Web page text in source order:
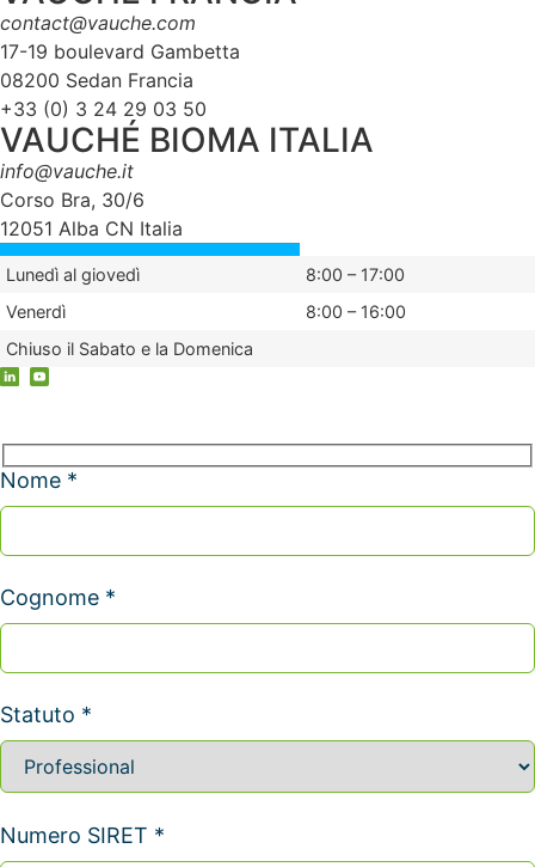
contact@vauche.com
17-19 boulevard Gambetta
08200 Sedan Francia
+33 (0) 3 24 29 03 50
VAUCHÉ BIOMA ITALIA
info@vauche.it
Corso Bra, 30/6
12051 Alba CN Italia
Lunedì al giovedì
8:00 – 17:00
Venerdì
8:00 – 16:00
Chiuso il Sabato e la Domenica
Nome *
Cognome *
Statuto *
Numero SIRET *